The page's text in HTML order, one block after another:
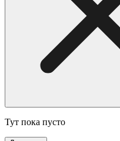
Тут пока пусто